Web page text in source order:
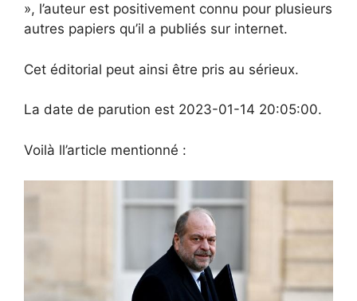
», l’auteur est positivement connu pour plusieurs
autres papiers qu’il a publiés sur internet.
Cet éditorial peut ainsi être pris au sérieux.
La date de parution est 2023-01-14 20:05:00.
Voilà ll’article mentionné :